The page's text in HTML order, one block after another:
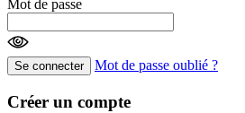
Mot de passe
Se connecter Mot de passe oublié ?
Créer un compte